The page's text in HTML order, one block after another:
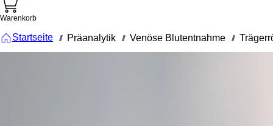
Warenkorb
Startseite /// Präanalytik /// Venöse Blutentnahme ///